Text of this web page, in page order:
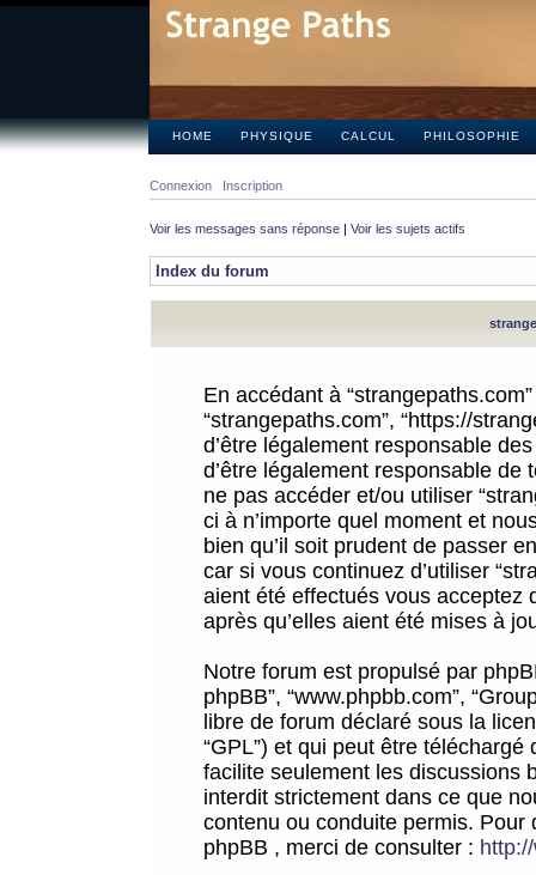
HOME PHYSIQUE CALCUL PHILOSOPHIE
Connexion Inscription
Voir les messages sans réponse | Voir les sujets actifs
Index du forum
En accédant à
“strangepaths.com”, “https://
d’être légalement responsable
d’être légalement responsable
ne pas accéder et/ou utiliser
ci à n’importe quel moment et
bien qu’il soit prudent de passer
car si vous continuez d’utiliser
aient été effectués vous acceptez
après qu’elles aient été mises à
Notre forum est propulsé par
phpBB”, “www.phpbb.com”,
libre de forum déclaré sous la
“GPL”) et qui peut être téléchargé
facilite seulement les discussions
interdit strictement dans ce que
contenu ou conduite permis.
phpBB , merci de consulter :